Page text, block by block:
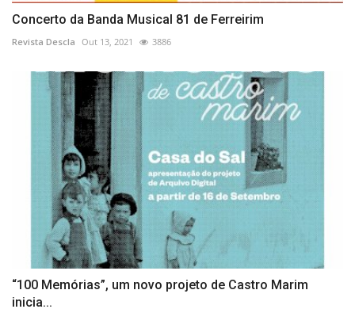
Concerto da Banda Musical 81 de Ferreirim
Revista Descla Out 13, 2021 3886
“100 Memórias”, um novo projeto de Castro Marim
inicia...